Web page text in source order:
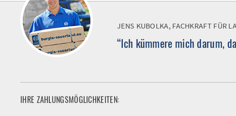
JENS KUBOLKA, FACHKRAFT FÜR
“Ich kümmere mich darum,
IHRE ZAHLUNGSMÖGLICHKEITEN: